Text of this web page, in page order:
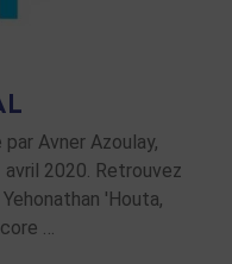
Avner Azoulay,
2020. Retrouvez
'Houta,
…